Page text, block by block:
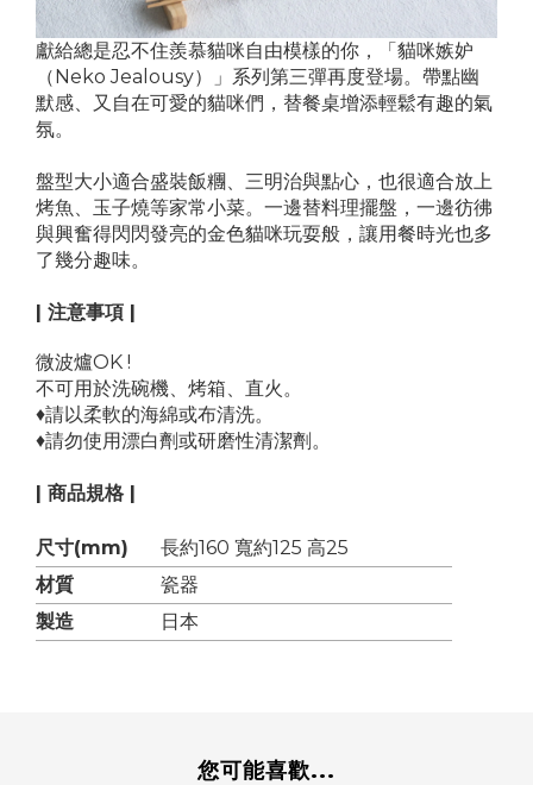
獻給總是忍不住羨慕貓咪自由模樣的你，「貓咪嫉妒
（Neko Jealousy）」系列第三彈再度登場。帶點幽
默感、又自在可愛的貓咪們，替餐桌增添輕鬆有趣的氣
氛。
盤型大小適合盛裝飯糰、三明治與點心，也很適合放上
烤魚、玉子燒等家常小菜。 一邊替料理擺盤，一邊彷彿
與興奮得閃閃發亮的金色貓咪玩耍般，讓用餐時光也多
了幾分趣味。
| 注意事項 |
微波爐OK !
不可用於洗碗機、烤箱、直火。
♦請以柔軟的海綿或布清洗。
♦請勿使用漂白劑或研磨性清潔劑。
| 商品規格 |
尺寸(mm)
長約160 寬約125 高25
材質
瓷器
製造
日本
您可能喜歡...